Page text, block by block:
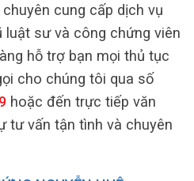
chuyên cung cấp dịch vụ
luật sư và công chứng viên
hỗ trợ bạn mọi thủ tục
cho chúng tôi qua số
hoặc đến trực tiếp văn
tư vấn tận tình và chuyên